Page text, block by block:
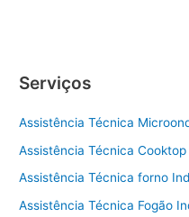
Serviços
Assistência Técnica
Assistência Técnica
Assistência Técnica forno
Assistência Técnica Fogão